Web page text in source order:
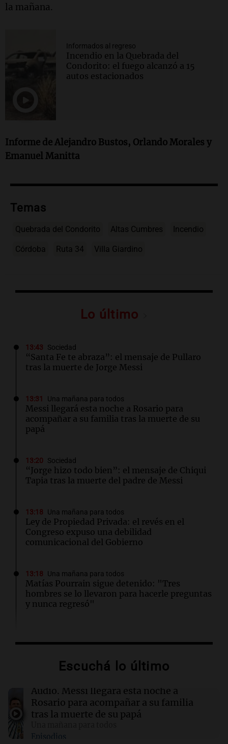
la mañana.
Informados al regreso
Incendio en la Quebrada del
Condorito: el fuego alcanzó a 15
autos estacionados
Informe de Alejandro Bustos, Orlando Morales y
Emanuel Manitta
Temas
Quebrada del Condorito Altas Cumbres Incendio
Córdoba Ruta 34 Villa Giardino
Lo último
13:43 Sociedad
“Santa Fe te abraza”: el mensaje de Pullaro
tras la muerte de Jorge Messi
13:31 Una mañana para todos
Messi llegará esta noche a Rosario para
acompañar a su familia tras la muerte de su
papá
13:20 Sociedad
“Jorge hizo todo bien”: el mensaje de Chiqui
Tapia tras la muerte del padre de Messi
13:18 Una mañana para todos
Ley de Propiedad Privada: el revés en el
Congreso expuso una debilidad
comunicacional del Gobierno
13:18 Una mañana para todos
Matías Pourrain sigue detenido: "Tres
hombres se lo llevaron para hacerle preguntas
y nunca regresó"
La Conmebol despidió a Jorge Messi y
12:40 Sociedad
AFA dispuso un minuto de silencio y
brazaletes negros por el fallecimiento de Jorge
Messi
Escuchá lo último
Audio. Messi llegará esta noche a
Rosario para acompañar a su familia
tras la muerte de su papá
Episodios